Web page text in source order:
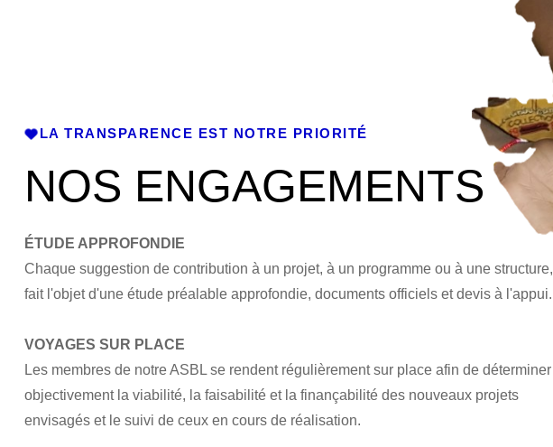
LA TRANSPARENCE EST NOTRE PRIORITÉ
NOS ENGAGEMENTS
ÉTUDE APPROFONDIE
Chaque suggestion de contribution à un projet, à un programme ou à une structure,
fait l'objet d'une étude préalable approfondie, documents officiels et devis à l'appui.
VOYAGES SUR PLACE
Les membres de notre ASBL se rendent régulièrement sur place afin de déterminer
objectivement la viabilité, la faisabilité et la finançabilité des nouveaux projets
envisagés et le suivi de ceux en cours de réalisation.